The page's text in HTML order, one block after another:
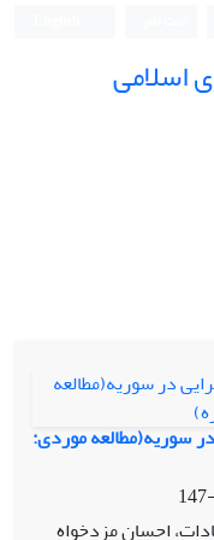
اسلامی
سوریه(مطالعه موردی:
احسان مزدخواه